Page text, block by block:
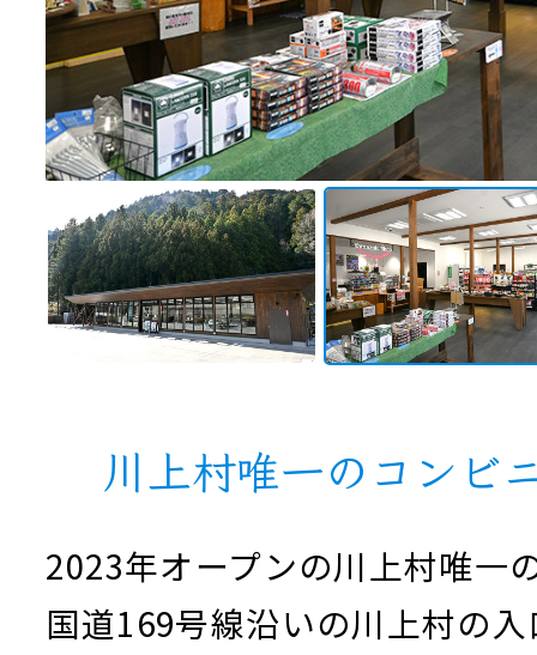
川上村唯一のコンビ
2023年オープンの川上村唯一
国道169号線沿いの川上村の